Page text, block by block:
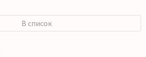
В список